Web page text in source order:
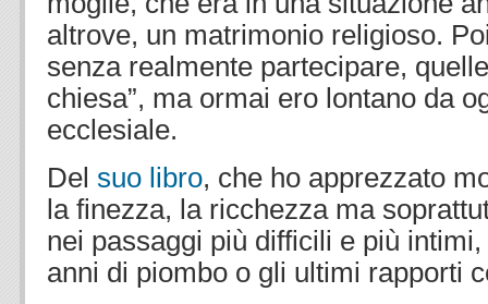
altrove, un matrimonio religioso.
senza realmente partecipare,
chiesa”, ma ormai ero lontano da
ecclesiale.
Del suo libro, che ho apprezzato
la finezza, la ricchezza ma
nei passaggi più difficili e più
anni di piombo o gli ultimi rapporti